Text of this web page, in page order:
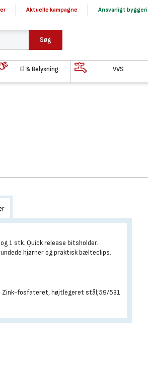
Aktuelle kampagne Ansvarligt byggeri
Søg
El & Belysning VVS
1 stk. Quick release bitsholder.
hjørner og praktisk bælteclips.
Zink-fosfateret, højtlegeret stål;59/531